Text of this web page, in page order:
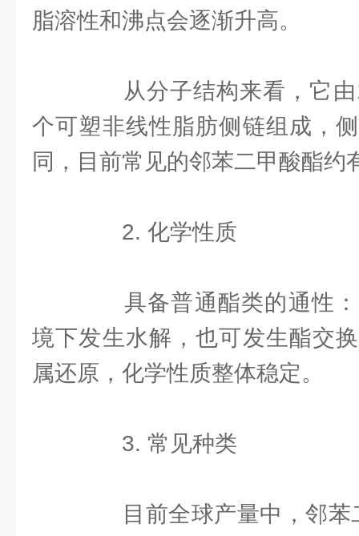
脂溶性和沸点会逐渐升高。
从分子结构来看，它由
个可塑非线性脂肪侧链组成，
同，目前常见的邻苯二甲酸酯约
2. 化学性质
具备普通酯类的通性：
境下发生水解，也可发生酯交
属还原，化学性质整体稳定。
3. 常见种类
目前全球产量中，邻苯